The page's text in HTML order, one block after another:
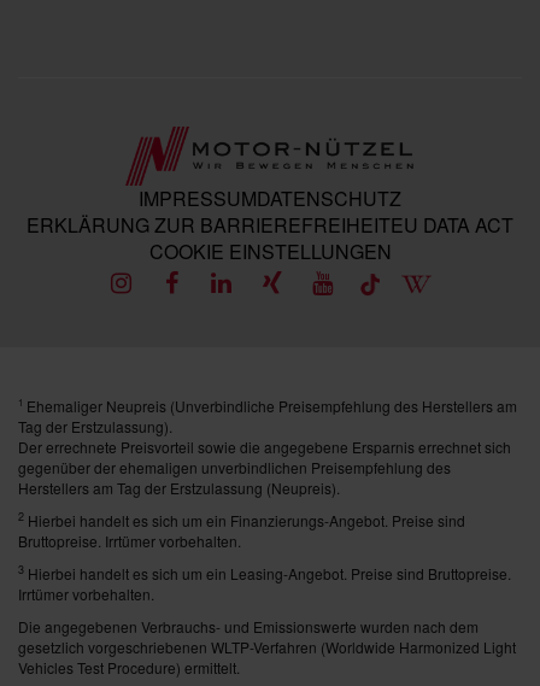
IMPRESSUMDATENSCHUTZ
ERKLÄRUNG ZUR BARRIEREFREIHEITEU DATA ACT
COOKIE EINSTELLUNGEN
1 Ehemaliger Neupreis (Unverbindliche Preisempfehlung des Herstellers am
Tag der Erstzulassung).
Der errechnete Preisvorteil sowie die angegebene Ersparnis errechnet sich
gegenüber der ehemaligen unverbindlichen Preisempfehlung des
Herstellers am Tag der Erstzulassung (Neupreis).
2 Hierbei handelt es sich um ein Finanzierungs-Angebot. Preise sind
Bruttopreise. Irrtümer vorbehalten.
3 Hierbei handelt es sich um ein Leasing-Angebot. Preise sind Bruttopreise.
Irrtümer vorbehalten.
Die angegebenen Verbrauchs- und Emissionswerte wurden nach dem
gesetzlich vorgeschriebenen WLTP-Verfahren (Worldwide Harmonized Light
Vehicles Test Procedure) ermittelt.